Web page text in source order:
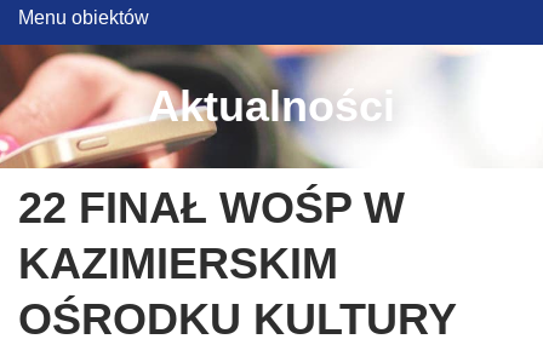
Menu obiektów
Aktualności
22 FINAŁ WOŚP W
KAZIMIERSKIM
OŚRODKU KULTURY